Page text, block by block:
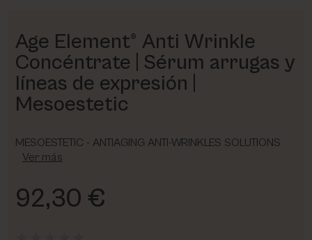
Age Element® Anti Wrinkle
Concéntrate | Sérum arrugas y
líneas de expresión |
Mesoestetic
MESOESTETIC - ANTIAGING ANTI-WRINKLES SOLUTIONS
Ver más
92,30 €